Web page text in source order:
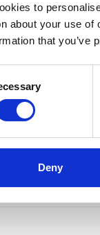
to
about your use
that you’ve
Deny
Τσάντες